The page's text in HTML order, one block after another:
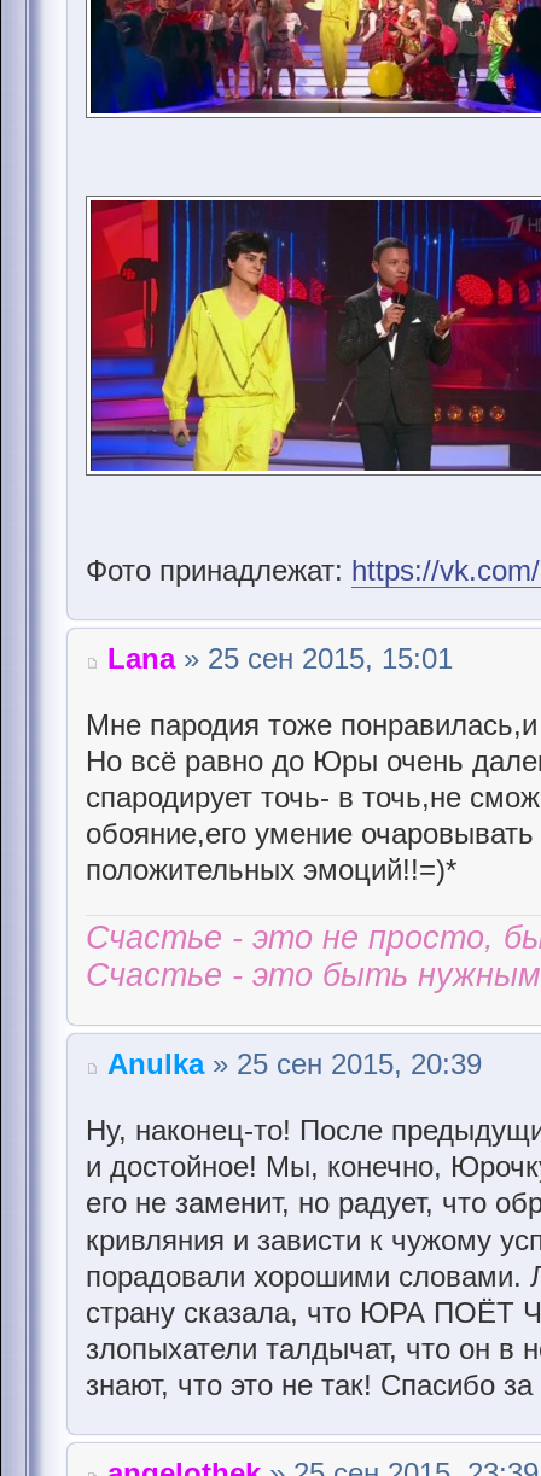
Фото принадлежат: https://
Lana» 25 сен 2015, 15:01
Мне пародия тоже
Но всё равно до Юры очень
спародирует точь- в точь,не
обояние,его умение
положительных эмоций!!=)*
Счастье - это не просто,
Счастье - это быть
Anulka» 25 сен 2015, 20:39
Ну, наконец-то! После
и достойное! Мы, конечно,
его не заменит, но радует, что
кривляния и зависти к чужому
порадовали хорошими словами.
страну сказала, что ЮРА ПОЁТ
злопыхатели талдычат, что он в
знают, что это не так! Спасибо